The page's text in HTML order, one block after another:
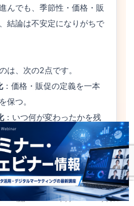
んでも、季節性・価格・販
結論は不安定になりがちで
は、次の2点です。
：価格・販促の定義を一本
保つ。
：いつ何が変わったかを残
る。
ほど、MMMは“意思決定の
ります。
検索 トップ サイドバー